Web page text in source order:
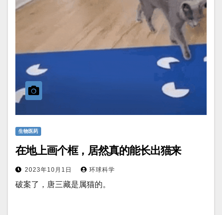
生物医药
在地上画个框，居然真的能长出猫来
2023年10月1日 环球科学
破案了，唐三藏是属猫的。